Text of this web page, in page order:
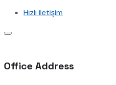
Hızlı iletişim
Office Address